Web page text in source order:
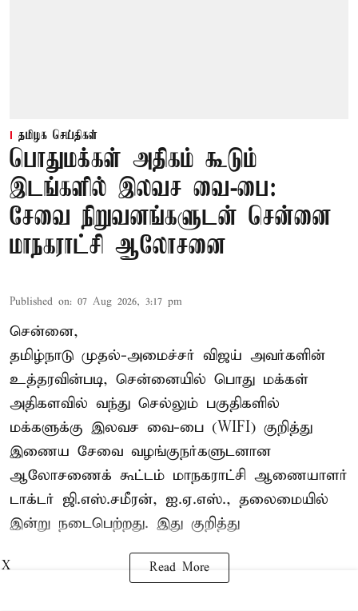
தமிழக செய்திகள்
பொதுமக்கள் அதிகம் கூடும்
இடங்களில் இலவச வை-பை:
சேவை நிறுவனங்களுடன் சென்னை
மாநகராட்சி ஆலோசனை
Published on: 07 Aug 2026, 3:17 pm
சென்னை,
தமிழ்நாடு முதல்-அமைச்சர் விஜய் அவர்களின்
உத்தரவின்படி, சென்னையில் பொது மக்கள்
அதிகளவில் வந்து செல்லும் பகுதிகளில்
மக்களுக்கு இலவச வை-பை (WIFI) குறித்து
இணைய சேவை வழங்குநர்களுடனான
ஆலோசணைக் கூட்டம் மாநகராட்சி ஆணையாளர்
டாக்டர் ஜி.எஸ்.சமீரன், ஐ.ஏ.எஸ்., தலைமையில்
இன்று நடைபெற்றது. இது குறித்து
Read More
X